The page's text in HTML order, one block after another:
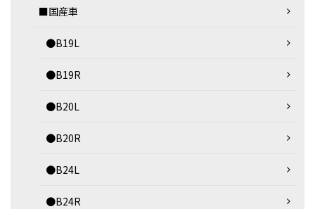
■国産車
●B19L
●B19R
●B20L
●B20R
●B24L
●B24R